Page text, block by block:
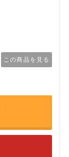
この商品を見る